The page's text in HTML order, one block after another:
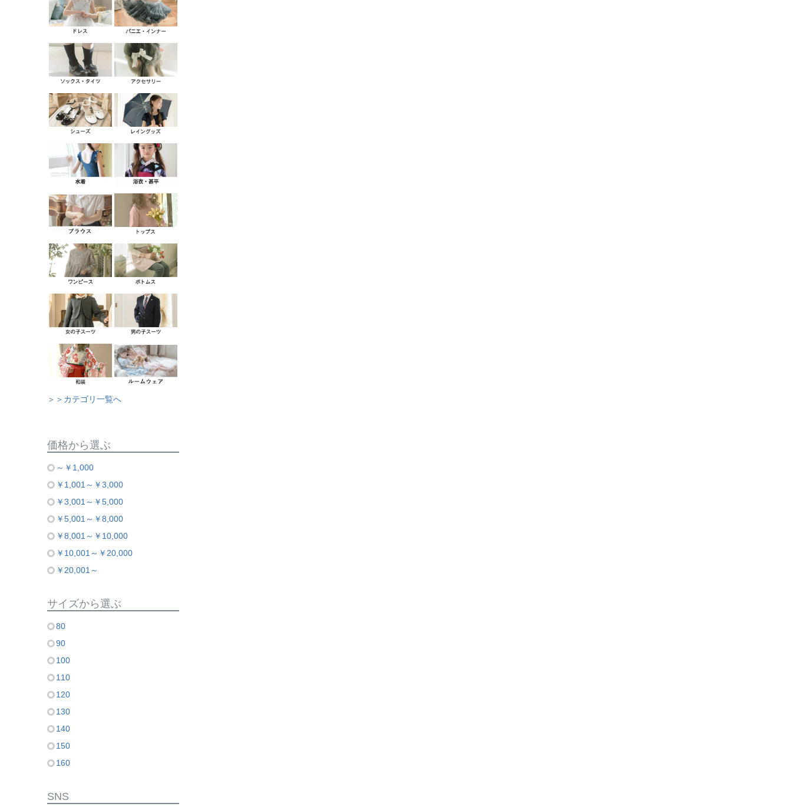
＞＞カテゴリ一覧へ
価格から選ぶ
～￥1,000
￥1,001～￥3,000
￥3,001～￥5,000
￥5,001～￥8,000
￥8,001～￥10,000
￥10,001～￥20,000
￥20,001～
サイズから選ぶ
80
90
100
110
120
130
140
150
160
SNS